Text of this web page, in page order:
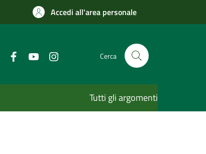
Accedi all'area personale
Cerca
Tutti gli argomenti